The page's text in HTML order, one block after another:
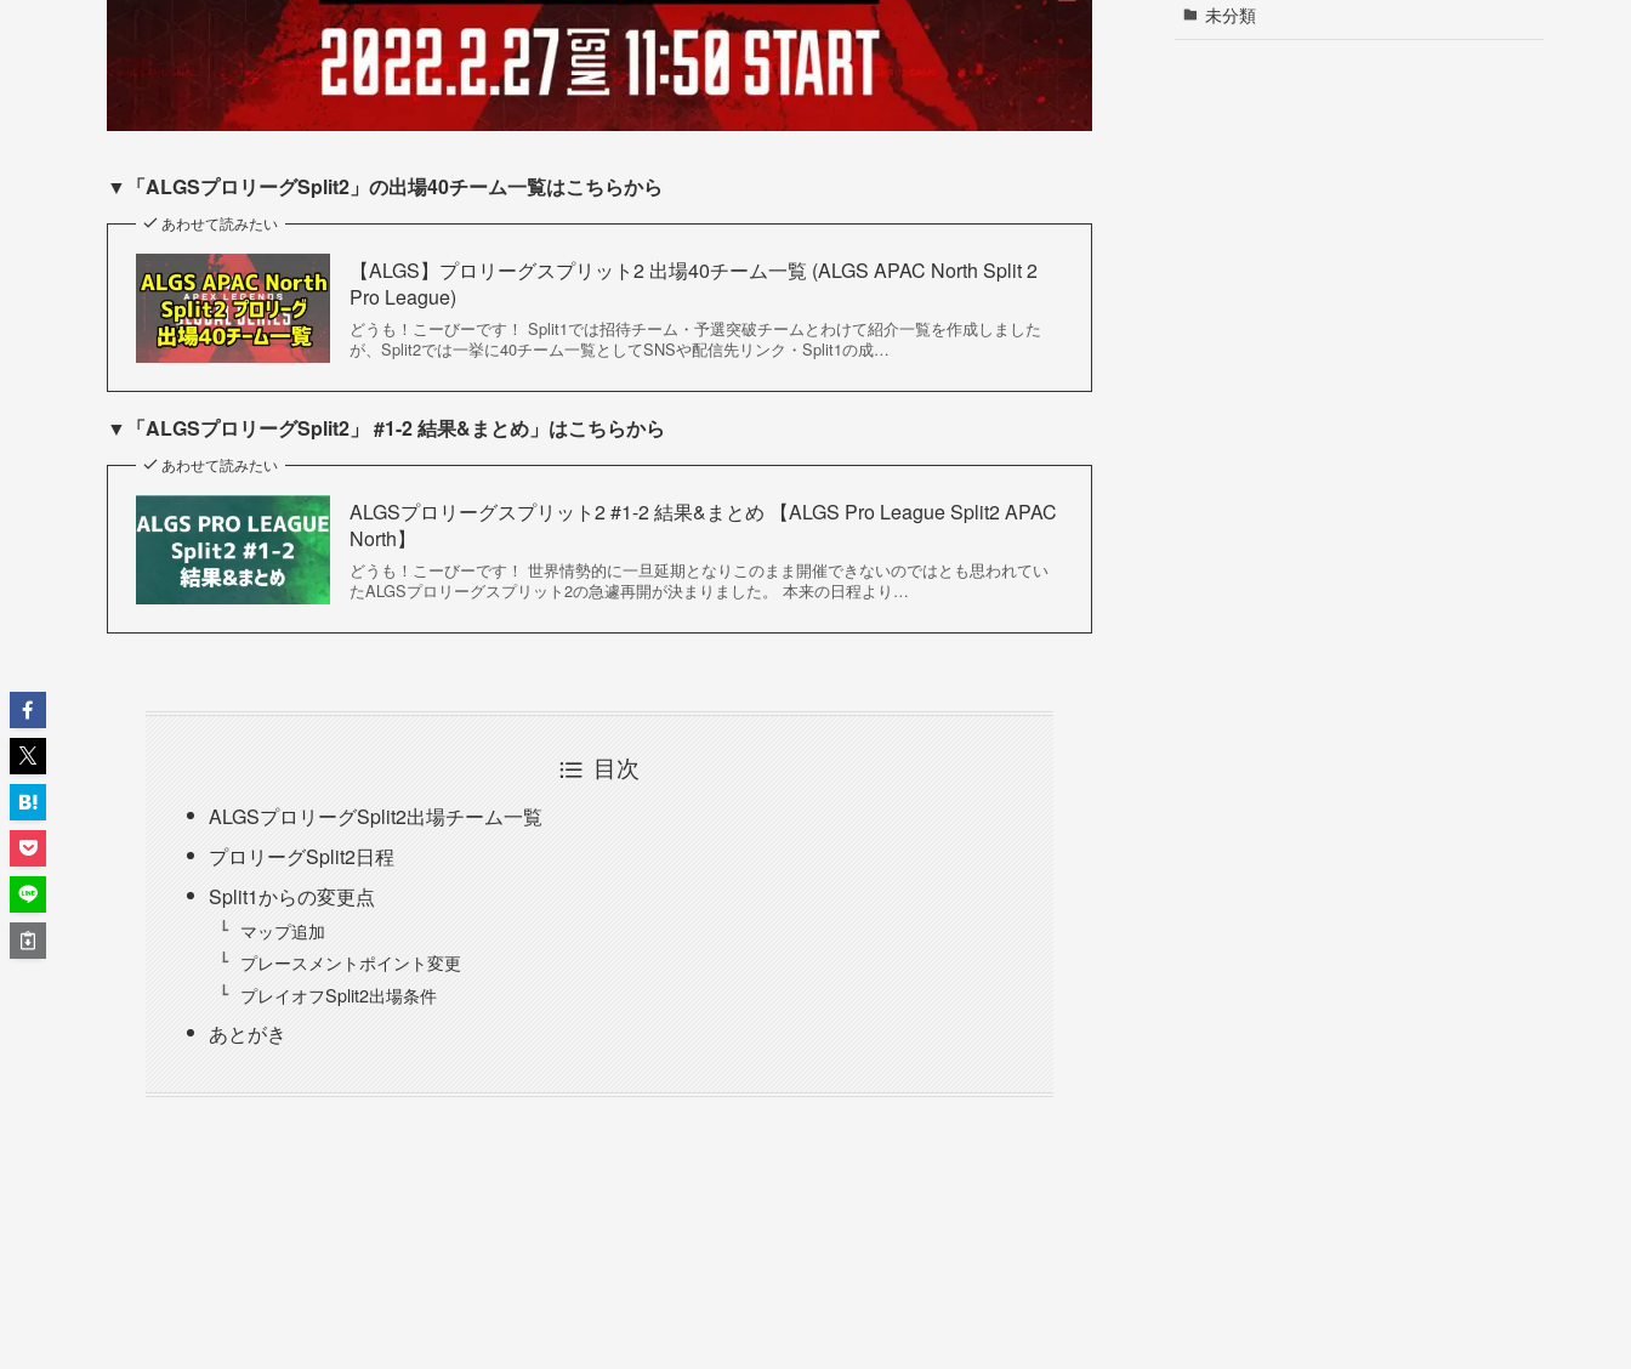
▼ 「ALGSプロリーグSplit2」の出場40チーム一覧はこちらから
あわせて読みたい
【ALGS】プロリーグスプリット2 出場40チーム一覧 (ALGS APAC North Split 2
Pro League)
どうも！こーびーです！ Split1では招待チーム・予選突破チームとわけて紹介一覧を作成しました
が、Split2では一挙に40チーム一覧としてSNSや配信先リンク・Split1の成…
▼ 「ALGSプロリーグSplit2」 #1-2 結果&まとめ」はこちらから
あわせて読みたい
ALGSプロリーグスプリット2 #1-2 結果&まとめ 【ALGS Pro League Split2 APAC
North】
どうも！こーびーです！ 世界情勢的に一旦延期となりこのまま開催できないのではとも思われてい
たALGSプロリーグスプリット2の急遽再開が決まりました。 本来の日程より…
目次
ALGSプロリーグSplit2出場チーム一覧
プロリーグSplit2日程
Split1からの変更点
マップ追加
プレースメントポイント変更
プレイオフSplit2出場条件
あとがき
未分類